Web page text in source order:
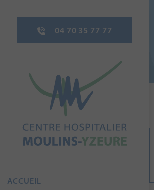
04 70 35 77 77
ACCUEIL